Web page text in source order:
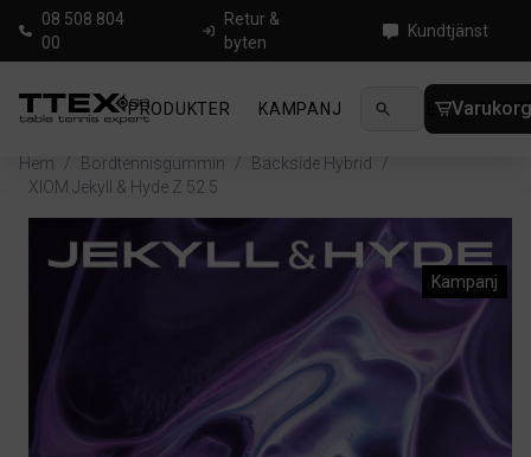
08 508 804
00
Retur &
byten
Kundtjänst
PRODUKTER KAMPANJ NYHETER
Hem / Bordtennisgummin / Backside Hybrid
/
XIOM Jekyll & Hyde Z 52.5
Kampanj